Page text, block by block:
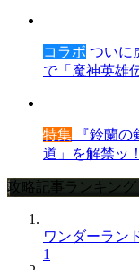
コラボ ついに
で「魔神英雄
特集 『鈴蘭
道」を解禁ッ
攻略記事ランキング
ワンダーラン
1